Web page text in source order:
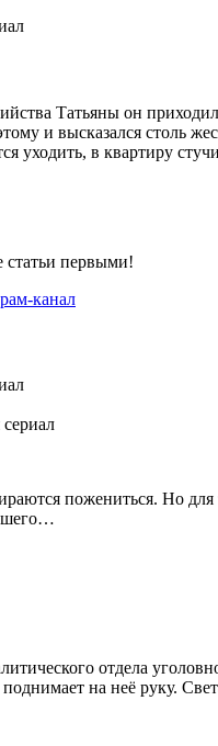
Татьяны он
и высказался столь
уходить, в квартиру
статьи первыми!
пожениться. Но
отдела
на неё руку.